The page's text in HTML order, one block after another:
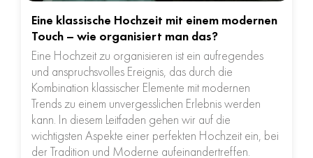
Eine klassische Hochzeit mit einem modernen
Touch – wie organisiert man das?
Eine Hochzeit zu organisieren ist ein aufregendes
und anspruchsvolles Ereignis, das durch die
Kombination klassischer Elemente mit modernen
Trends zu einem unvergesslichen Erlebnis werden
kann. In diesem Leitfaden gehen wir auf die
wichtigsten Aspekte einer perfekten Hochzeit ein, bei
der Tradition und Moderne aufeinandertreffen.